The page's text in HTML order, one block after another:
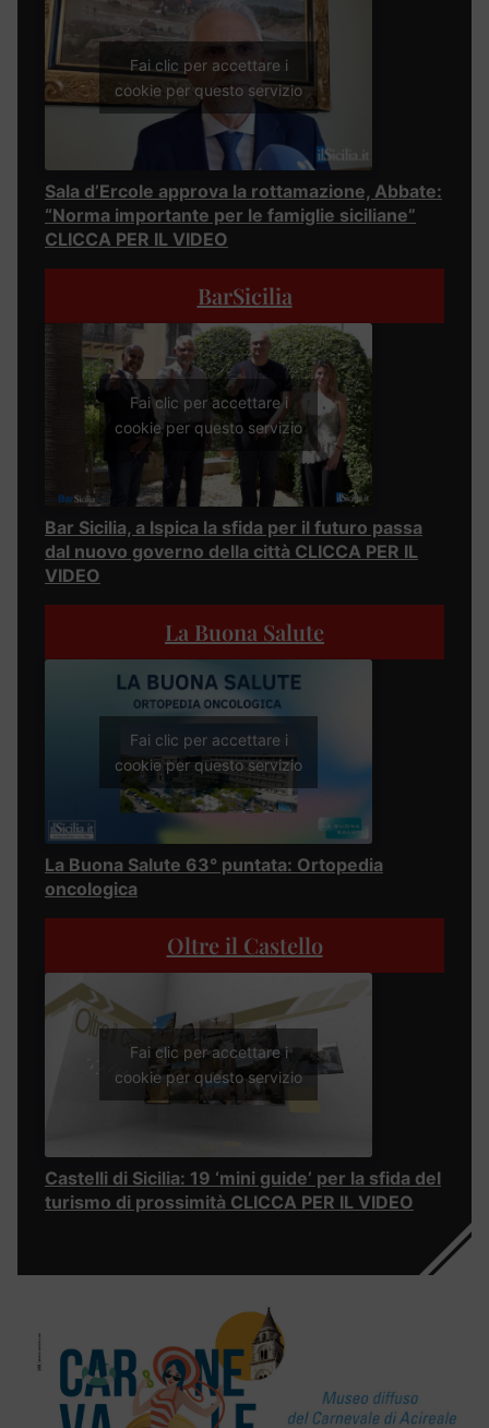
Fai clic per accettare i
cookie per questo servizio
Sala d’Ercole approva la rottamazione, Abbate:
“Norma importante per le famiglie siciliane”
CLICCA PER IL VIDEO
BarSicilia
Fai clic per accettare i
cookie per questo servizio
Bar Sicilia, a Ispica la sfida per il futuro passa
dal nuovo governo della città CLICCA PER IL
VIDEO
La Buona Salute
Fai clic per accettare i
cookie per questo servizio
La Buona Salute 63° puntata: Ortopedia
oncologica
Oltre il Castello
Fai clic per accettare i
cookie per questo servizio
Castelli di Sicilia: 19 ‘mini guide’ per la sfida del
turismo di prossimità CLICCA PER IL VIDEO